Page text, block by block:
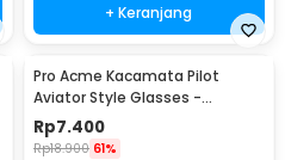
+ Keranjang
Pro Acme Kacamata Pilot
Aviator Style Glasses -
CC0744
Rp7.400
Rp18.900 61%